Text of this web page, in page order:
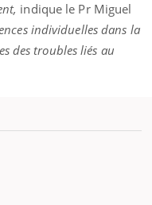
indique le Pr Miguel
individuelles dans la
des troubles liés au